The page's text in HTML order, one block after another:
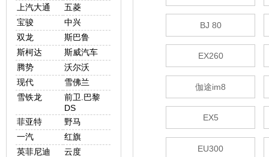
上汽大通
五菱
宝骏
中兴
双龙
斯巴鲁
斯柯达
斯威汽车
腾势
沃尔沃
现代
雪佛兰
雪铁龙
前卫.巴黎
DS
菲亚特
野马
一汽
红旗
英菲尼迪
云度
BJ 80
EX260
伽途im8
EX5
EU300